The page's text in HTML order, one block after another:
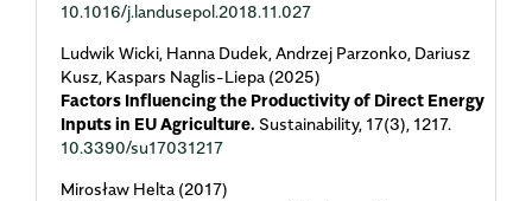
10.1016/j.landusepol.2018.11.027
Ludwik Wicki, Hanna Dudek, Andrzej Parzonko, Dariusz
Kusz, Kaspars Naglis-Liepa (2025)
Factors Influencing the Productivity of Direct Energy
Inputs in EU Agriculture. Sustainability, 17(3), 1217.
10.3390/su17031217
Mirosław Helta (2017)